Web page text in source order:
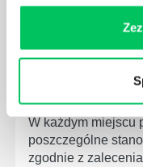
CZYM ZAJMUJE
W każdym miejscu
poszczególne
zgodnie z